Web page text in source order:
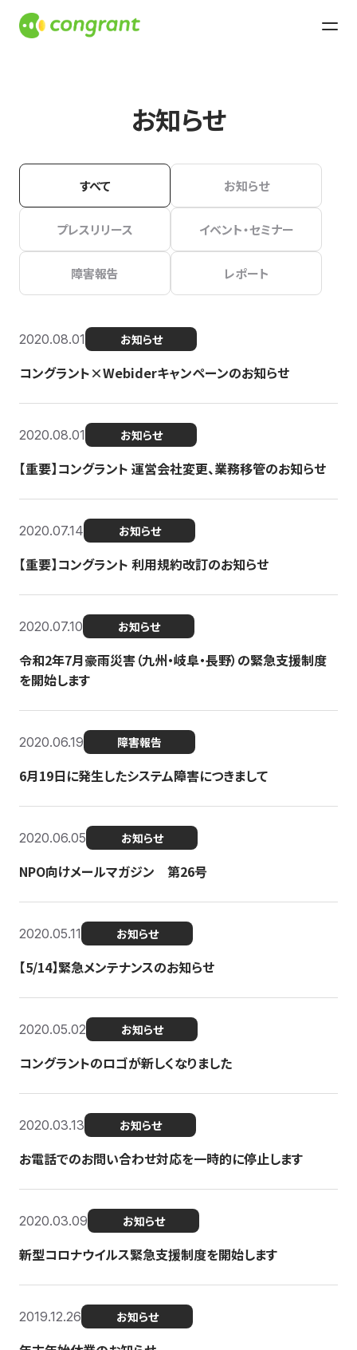
お知らせ
すべて お知らせ
プレスリリース イベント・セミナー
障害報告 レポート
2020.08.01 お知らせ
コングラント×Webiderキャンペーンのお知らせ
2020.08.01 お知らせ
【重要】コングラント 運営会社変更、業務移管のお知らせ
2020.07.14 お知らせ
【重要】コングラント 利用規約改訂のお知らせ
2020.07.10 お知らせ
令和2年7月豪雨災害（九州・岐阜・長野）の緊急支援制度
を開始します
2020.06.19 障害報告
6月19日に発生したシステム障害につきまして
2020.06.05 お知らせ
NPO向けメールマガジン 第26号
2020.05.11 お知らせ
【5/14】緊急メンテナンスのお知らせ
2020.05.02 お知らせ
コングラントのロゴが新しくなりました
2020.03.13 お知らせ
お電話でのお問い合わせ対応を一時的に停止します
2020.03.09 お知らせ
新型コロナウイルス緊急支援制度を開始します
2019.12.26 お知らせ